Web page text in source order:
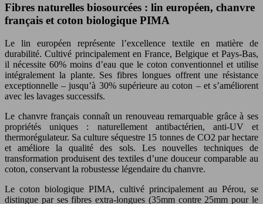
Fibres naturelles biosourcées : lin européen, chanvre
français et coton biologique PIMA
Le lin européen représente l’excellence textile en matière de
durabilité. Cultivé principalement en France, Belgique et Pays-Bas,
il nécessite 60% moins d’eau que le coton conventionnel et utilise
intégralement la plante. Ses fibres longues offrent une résistance
exceptionnelle – jusqu’à 30% supérieure au coton – et s’améliorent
avec les lavages successifs.
Le chanvre français connaît un renouveau remarquable grâce à ses
propriétés uniques : naturellement antibactérien, anti-UV et
thermorégulateur. Sa culture séquestre 15 tonnes de CO2 par hectare
et améliore la qualité des sols. Les nouvelles techniques de
transformation produisent des textiles d’une douceur comparable au
coton, conservant la robustesse légendaire du chanvre.
Le coton biologique PIMA, cultivé principalement au Pérou, se
distingue par ses fibres extra-longues (35mm contre 25mm pour le